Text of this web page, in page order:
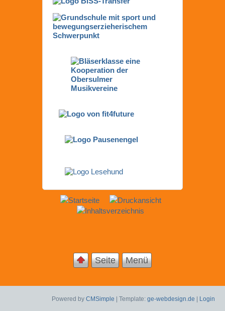
Seite Menü
Powered by CMSimple | Template: ge-webdesign.de | Login